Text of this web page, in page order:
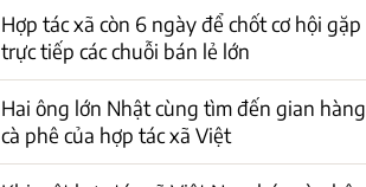
Hợp tác xã còn 6 ngày để chốt cơ hội gặp
trực tiếp các chuỗi bán lẻ lớn
Hai ông lớn Nhật cùng tìm đến gian hàng
cà phê của hợp tác xã Việt